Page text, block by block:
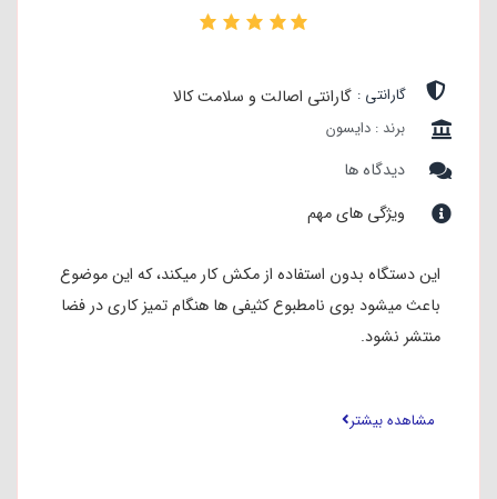
گارانتی : گارانتی اصالت و سلامت کالا
برند : دایسون
دیدگاه ها
ویژگی های مهم
این دستگاه بدون استفاده از مکش کار میکند، که این موضوع
باعث میشود بوی نامطبوع کثیفی ها هنگام تمیز کاری در فضا
منتشر نشود.
شستشو را برآورده می‌سازد.
مشاهده بیشتر